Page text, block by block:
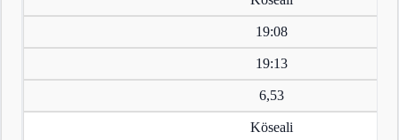
19:08
19:13
6,53
Köseali